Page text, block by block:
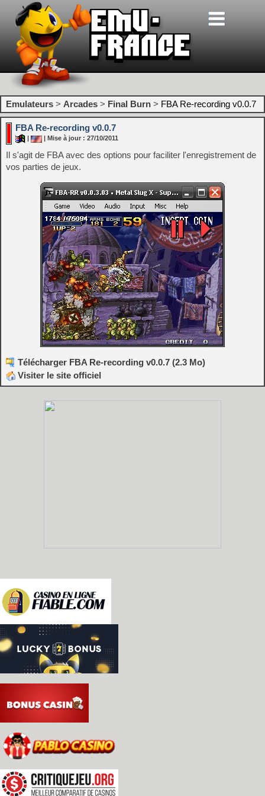
Emulateurs > Arcades > Final Burn > FBA Re-recording v0.0.7
FBA Re-recording v0.0.7
| Mise à jour : 27/10/2011
Il s'agit de FBA avec des options pour faciliter l'enregistrement de
vos parties de jeux.
Télécharger FBA Re-recording v0.0.7 (2.3 Mo)
Visiter le site officiel